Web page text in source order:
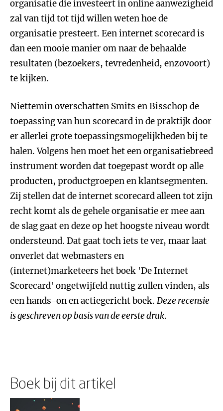
organisatie die investeert in online aanwezigheid
zal van tijd tot tijd willen weten hoe de
organisatie presteert. Een internet scorecard is
dan een mooie manier om naar de behaalde
resultaten (bezoekers, tevredenheid, enzovoort)
te kijken.
Niettemin overschatten Smits en Bisschop de
toepassing van hun scorecard in de praktijk door
er allerlei grote toepassingsmogelijkheden bij te
halen. Volgens hen moet het een organisatiebreed
instrument worden dat toegepast wordt op alle
producten, productgroepen en klantsegmenten.
Zij stellen dat de internet scorecard alleen tot zijn
recht komt als de gehele organisatie er mee aan
de slag gaat en deze op het hoogste niveau wordt
ondersteund. Dat gaat toch iets te ver, maar laat
onverlet dat webmasters en
(internet)marketeers het boek 'De Internet
Scorecard' ongetwijfeld nuttig zullen vinden, als
een hands-on en actiegericht boek. Deze recensie
is geschreven op basis van de eerste druk.
Boek bij dit artikel